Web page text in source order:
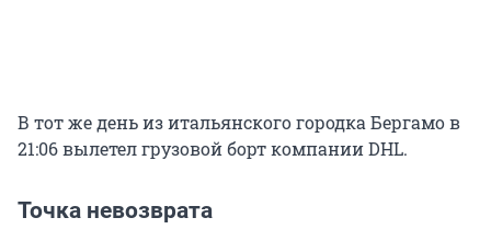
В тот же день из итальянского городка Бергамо в
21:06 вылетел грузовой борт компании DHL.
Точка невозврата